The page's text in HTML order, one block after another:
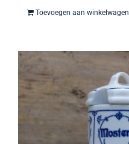
Toevoegen aan winkelwagen